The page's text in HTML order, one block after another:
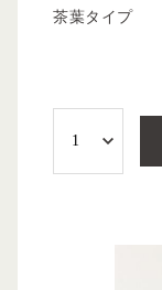
茶葉タイプ